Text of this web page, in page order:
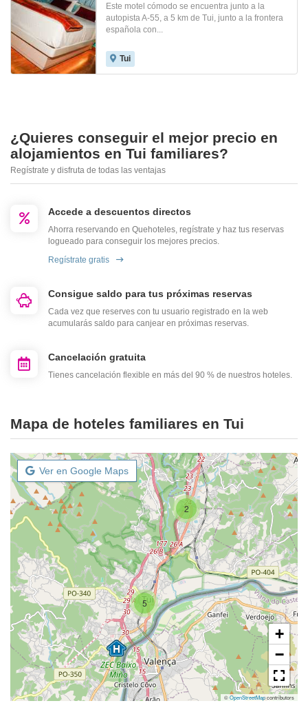
Este motel cómodo se encuentra junto a la
autopista A-55, a 5 km de Tui, junto a la frontera
española con...
Tui
¿Quieres conseguir el mejor precio en
alojamientos en Tui familiares?
Regístrate y disfruta de todas las ventajas
Accede a descuentos directos
Ahorra reservando en Quehoteles, regístrate y haz tus reservas
logueado para conseguir los mejores precios.
Regístrate gratis
Consigue saldo para tus próximas reservas
Cada vez que reserves con tu usuario registrado en la web
acumularás saldo para canjear en próximas reservas.
Cancelación gratuita
Tienes cancelación flexible en más del 90 % de nuestros hoteles.
Mapa de hoteles familiares en Tui
Ver en Google Maps
2
5
+
−
©OpenStreetMapcontributors